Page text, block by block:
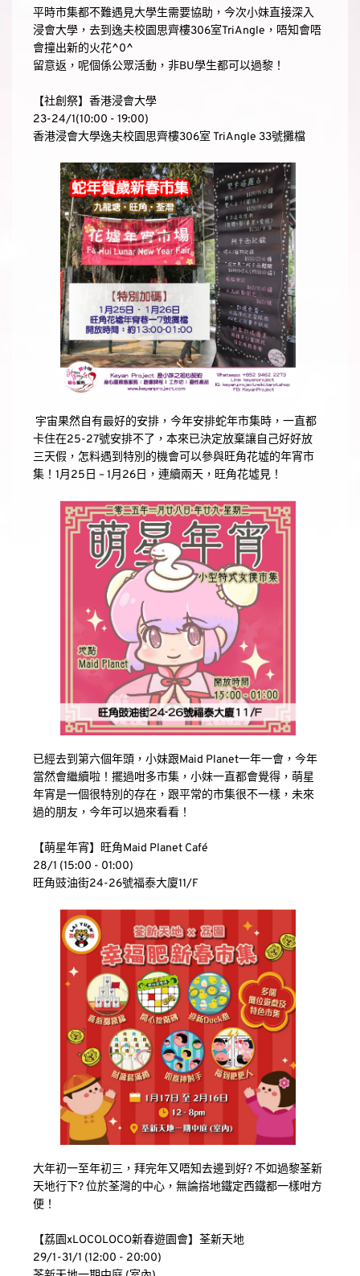
平時市集都不難遇見大學生需要協助，今次小妹直接深入
浸會大學，去到逸夫校園思齊樓306室TriAngle，唔知會唔
會撞出新的火花^0^
留意返，呢個係公眾活動，非BU學生都可以過黎！
【社創祭】香港浸會大學
23-24/1(10:00 - 19:00)
香港浸會大學逸夫校園思齊樓306室 TriAngle 33號攤檔
卡住在25-27號安排不了，本來已決定放棄讓自己好好放
三天假，怎料遇到特別的機會可以參與旺角花墟的年宵市
集！1月25日 – 1月26日，連續兩天，旺角花墟見！
已經去到第六個年頭，小妹跟Maid Planet一年一會，今年
當然會繼續啦！擺過咁多市集，小妹一直都會覺得，萌星
年宵是一個很特別的存在，跟平常的市集很不一樣，未來
過的朋友，今年可以過來看看！
【萌星年宵】旺角Maid Planet Café
28/1 (15:00 - 01:00)
旺角豉油街24-26號福泰大廈11/F
大年初一至年初三，拜完年又唔知去邊到好? 不如過黎荃新
天地行下? 位於荃灣的中心，無論搭地鐵定西鐵都一樣咁方
便！
【荔園xLOCOLOCO新春遊園會】荃新天地
29/1-31/1 (12:00 - 20:00)